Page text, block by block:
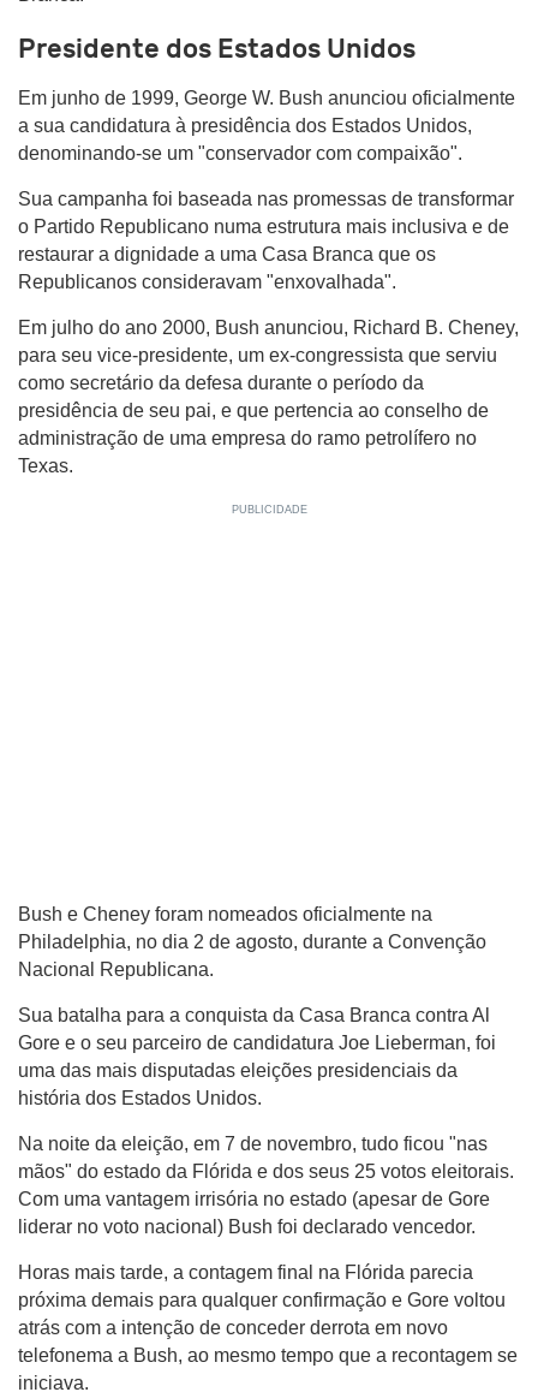
Presidente dos Estados Unidos
Em junho de 1999, George W. Bush anunciou oficialmente
a sua candidatura à presidência dos Estados Unidos,
denominando-se um "conservador com compaixão".
Sua campanha foi baseada nas promessas de transformar
o Partido Republicano numa estrutura mais inclusiva e de
restaurar a dignidade a uma Casa Branca que os
Republicanos consideravam "enxovalhada".
Em julho do ano 2000, Bush anunciou, Richard B. Cheney,
para seu vice-presidente, um ex-congressista que serviu
como secretário da defesa durante o período da
presidência de seu pai, e que pertencia ao conselho de
administração de uma empresa do ramo petrolífero no
Texas.
Bush e Cheney foram nomeados oficialmente na
Philadelphia, no dia 2 de agosto, durante a Convenção
Nacional Republicana.
Sua batalha para a conquista da Casa Branca contra Al
Gore e o seu parceiro de candidatura Joe Lieberman, foi
uma das mais disputadas eleições presidenciais da
história dos Estados Unidos.
Na noite da eleição, em 7 de novembro, tudo ficou "nas
mãos" do estado da Flórida e dos seus 25 votos eleitorais.
Com uma vantagem irrisória no estado (apesar de Gore
liderar no voto nacional) Bush foi declarado vencedor.
Horas mais tarde, a contagem final na Flórida parecia
próxima demais para qualquer confirmação e Gore voltou
atrás com a intenção de conceder derrota em novo
telefonema a Bush, ao mesmo tempo que a recontagem se
iniciava.